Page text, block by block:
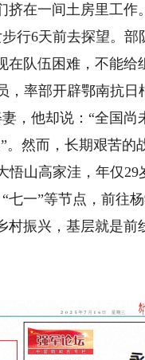
在一间土房里工作
行6天前去探望。部
队伍困难，不能给
率部开辟鄂南抗日
，他却说：“全国尚
。然而，长期艰苦的
山高家洼，年仅29
一”等节点，前往
村振兴，基层就是前